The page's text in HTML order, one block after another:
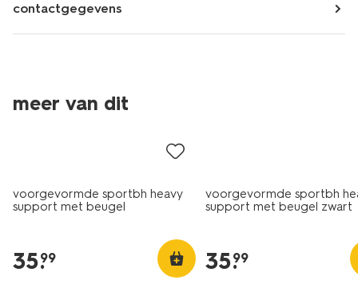
contactgegevens
meer van dit
voorgevormde sportbh heavy
support met beugel
35.
99
voorgevormde sportbh
support met beugel zwart
35.
99